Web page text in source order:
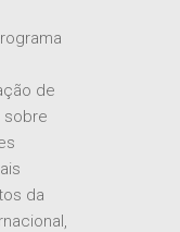
de
da